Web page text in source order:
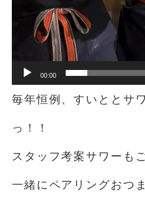
00:00
毎年恒例、すいととサ
っ！！
スタッフ考案サワーも
一緒にペアリングおつ